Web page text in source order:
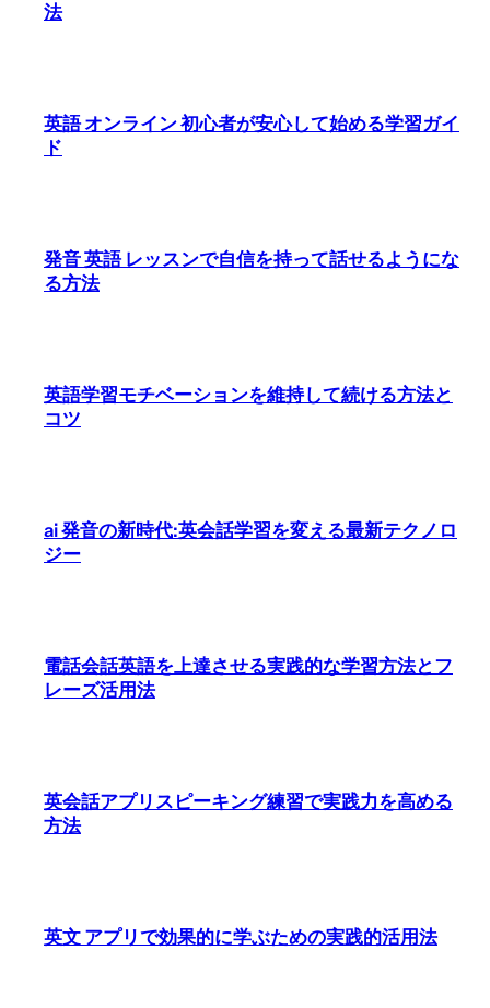
法
英語 オンライン 初心者が安心して始める学習ガイ
ド
発音 英語 レッスンで自信を持って話せるようにな
る方法
英語学習モチベーションを維持して続ける方法と
コツ
ai 発音の新時代:英会話学習を変える最新テクノロ
ジー
電話会話英語を上達させる実践的な学習方法とフ
レーズ活用法
英会話アプリスピーキング練習で実践力を高める
方法
英文 アプリで効果的に学ぶための実践的活用法